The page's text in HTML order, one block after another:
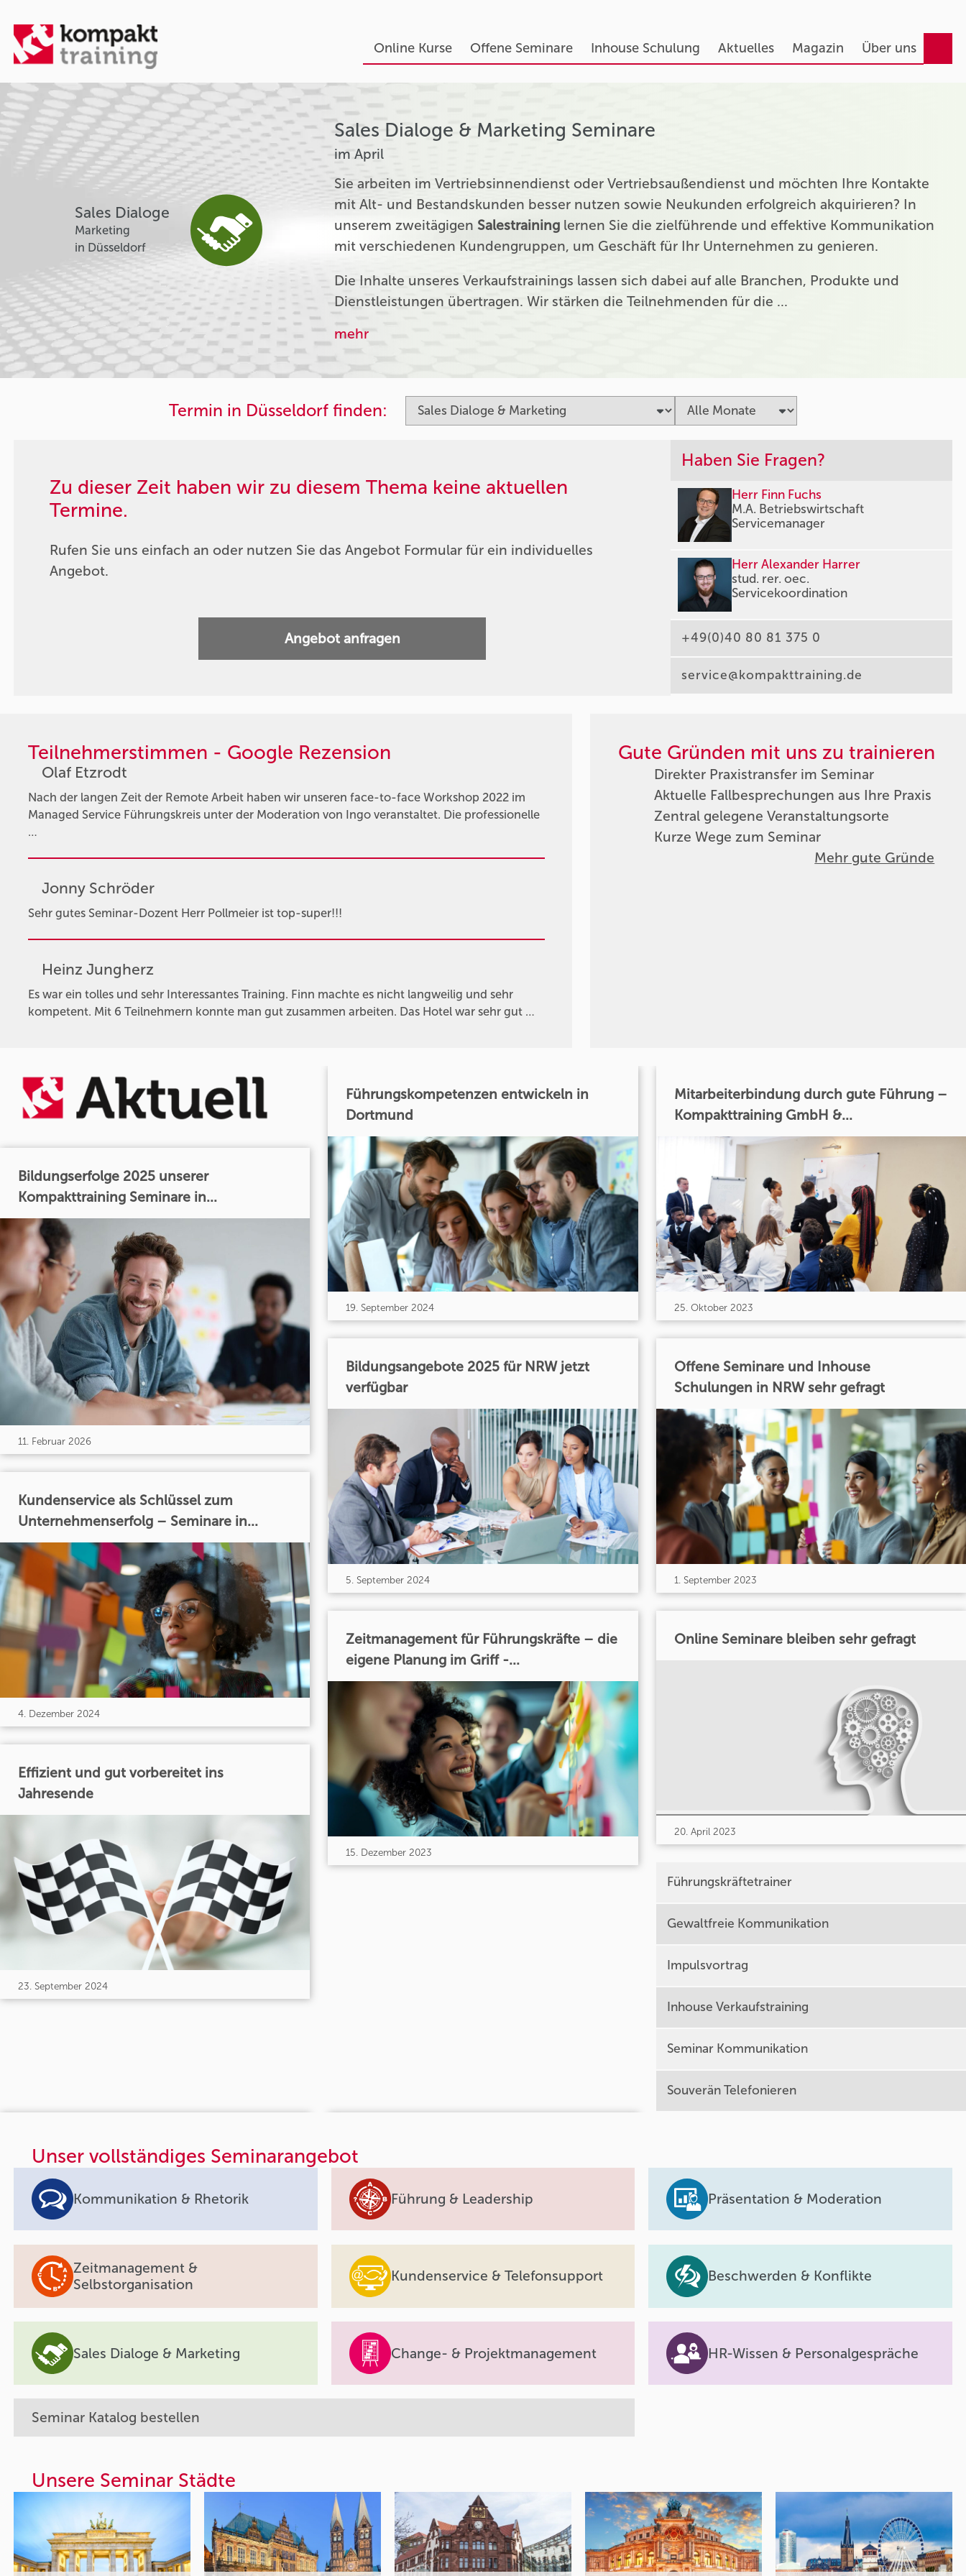
Online Kurse Offene Seminare Inhouse Schulung Aktuelles Magazin Über uns
Sales Dialoge
Marketing
in Düsseldorf
Sales Dialoge & Marketing Seminare
im April
Sie arbeiten im Vertriebsinnendienst oder Vertriebsaußendienst und möchten Ihre Kontakte
mit Alt- und Bestandskunden besser nutzen sowie Neukunden erfolgreich akquirieren? In
unserem zweitägigenSalestraining lernen Sie die zielführende und effektive Kommunikation
mit verschiedenen Kundengruppen, um Geschäft für Ihr Unternehmen zu genieren.
Die Inhalte unseres Verkaufstrainings lassen sich dabei auf alle Branchen, Produkte und
Dienstleistungen übertragen. Wir stärken die Teilnehmenden für die …
mehr
Termin in Düsseldorf finden:
Zu dieser Zeit haben wir zu diesem Thema keine aktuellen
Termine.
Rufen Sie uns einfach an oder nutzen Sie das Angebot Formular für ein individuelles
Angebot.
Angebot anfragen
Haben Sie Fragen?
Herr Finn Fuchs
M.A. Betriebswirtschaft
Servicemanager
Herr Alexander Harrer
stud. rer. oec.
Servicekoordination
+49(0)40 80 81 375 0
service@kompakttraining.de
Teilnehmerstimmen - Google Rezension
Olaf Etzrodt
Nach der langen Zeit der Remote Arbeit haben wir unseren face-to-face Workshop 2022 im
Managed Service Führungskreis unter der Moderation von Ingo veranstaltet. Die professionelle
…
Jonny Schröder
Sehr gutes Seminar-Dozent Herr Pollmeier ist top-super!!!
Heinz Jungherz
Es war ein tolles und sehr Interessantes Training. Finn machte es nicht langweilig und sehr
kompetent. Mit 6 Teilnehmern konnte man gut zusammen arbeiten. Das Hotel war sehr gut …
Gute Gründen mit uns zu trainieren
Direkter Praxistransfer im Seminar
Aktuelle Fallbesprechungen aus Ihre Praxis
Zentral gelegene Veranstaltungsorte
Kurze Wege zum Seminar
Mehr gute Gründe
Bildungserfolge 2025 unserer
Kompakttraining Seminare in...
11. Februar 2026
Kundenservice als Schlüssel zum
Unternehmenserfolg – Seminare in...
4. Dezember 2024
Effizient und gut vorbereitet ins
Jahresende
23. September 2024
Führungskompetenzen entwickeln in
Dortmund
19. September 2024
Bildungsangebote 2025 für NRW jetzt
verfügbar
5. September 2024
Zeitmanagement für Führungskräfte – die
eigene Planung im Griff -...
15. Dezember 2023
Mitarbeiterbindung durch gute Führung –
Kompakttraining GmbH &...
25. Oktober 2023
Offene Seminare und Inhouse
Schulungen in NRW sehr gefragt
1. September 2023
Online Seminare bleiben sehr gefragt
20. April 2023
Führungskräftetrainer
Gewaltfreie Kommunikation
Impulsvortrag
Inhouse Verkaufstraining
Seminar Kommunikation
Souverän Telefonieren
Unser vollständiges Seminarangebot
Kommunikation & Rhetorik Führung & Leadership Präsentation & Moderation
Zeitmanagement &
Selbstorganisation
Kundenservice & Telefonsupport Beschwerden & Konflikte
Sales Dialoge & Marketing Change- & Projektmanagement HR-Wissen & Personalgespräche
Seminar Katalog bestellen
Unsere Seminar Städte